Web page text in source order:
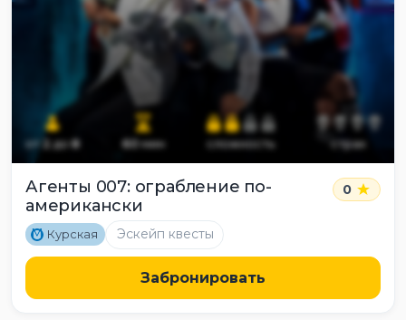
от 2до8 60мин сложность страх
Агенты 007: ограбление по-
американски
0
M Курская Эскейп квесты
Забронировать